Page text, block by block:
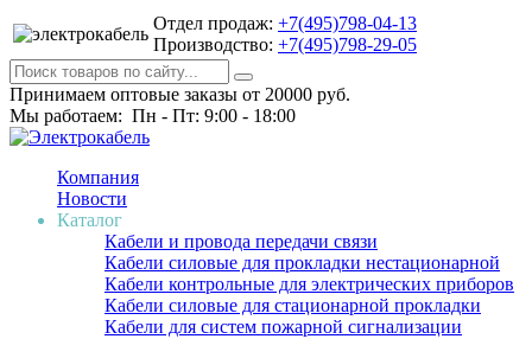
Отдел продаж: +7(495)798-04-13
Производство: +7(495)798-29-05
Принимаем оптовые заказы от 20000 руб.
Мы работаем: Пн - Пт: 9:00 - 18:00
Компания
Новости
Каталог
Кабели и провода передачи связи
Кабели силовые для прокладки нестационарной
Кабели контрольные для электрических приборов
Кабели силовые для стационарной прокладки
Кабели для систем пожарной сигнализации